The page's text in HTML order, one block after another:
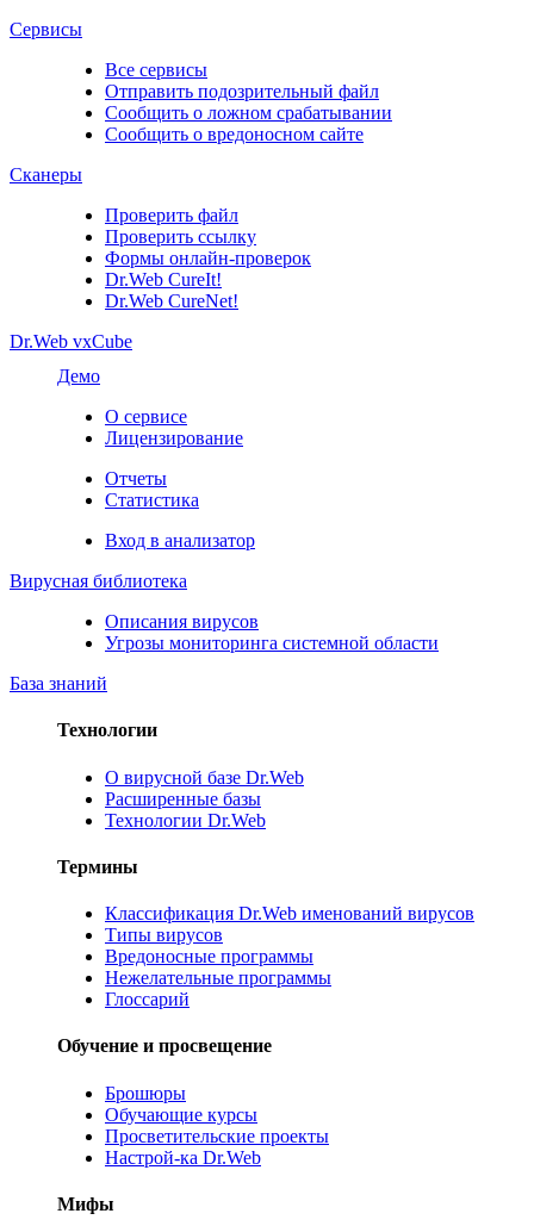
Сервисы
Все сервисы
Отправить подозрительный файл
Сообщить о ложном срабатывании
Сообщить о вредоносном сайте
Сканеры
Проверить файл
Проверить ссылку
Формы онлайн-проверок
Dr.Web CureIt!
Dr.Web CureNet!
Dr.Web vxCube
Демо
О сервисе
Лицензирование
Отчеты
Статистика
Вход в анализатор
Вирусная библиотека
Описания вирусов
Угрозы мониторинга системной области
База знаний
Технологии
О вирусной базе Dr.Web
Расширенные базы
Технологии Dr.Web
Термины
Классификация Dr.Web именований вирусов
Типы вирусов
Вредоносные программы
Нежелательные программы
Глоссарий
Обучение и просвещение
Брошюры
Обучающие курсы
Просветительские проекты
Настрой-ка Dr.Web
Мифы